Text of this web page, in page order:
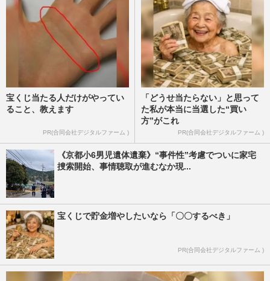
宝くじ当たる人だけがやってい
ること、教えます
PR(合同会社デジタルファーム )
「どうせ当たらない」と思って
た私が本当に当選した“買い
方”がこれ
PR(合同会社デジタルファーム )
《京都小6男児遺体遺棄》“事件性”考慮でついに家宅
捜索開始、事情聴取が進むなか現...
宝くじで貯金増やしたいなら「〇〇するべき」
PR(合同会社デジタルファーム )